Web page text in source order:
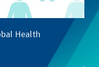
Health